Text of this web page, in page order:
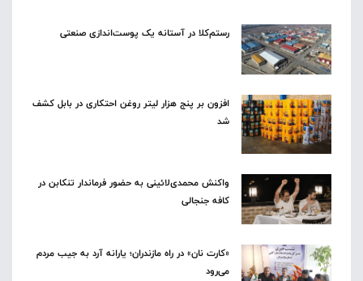
رستم‌کلا در آستانه یک پوست‌اندازی صنعتی
افزون بر پنج هزار لیتر روغن احتکاری در بابل کشف
شد
واکنش محمدی‌لائینی به حضور فرماندار تنکابن در
کافه جنجالی
«کارت نان» در راه مازندران؛ یارانه آرد به جیب مردم
می‌رود